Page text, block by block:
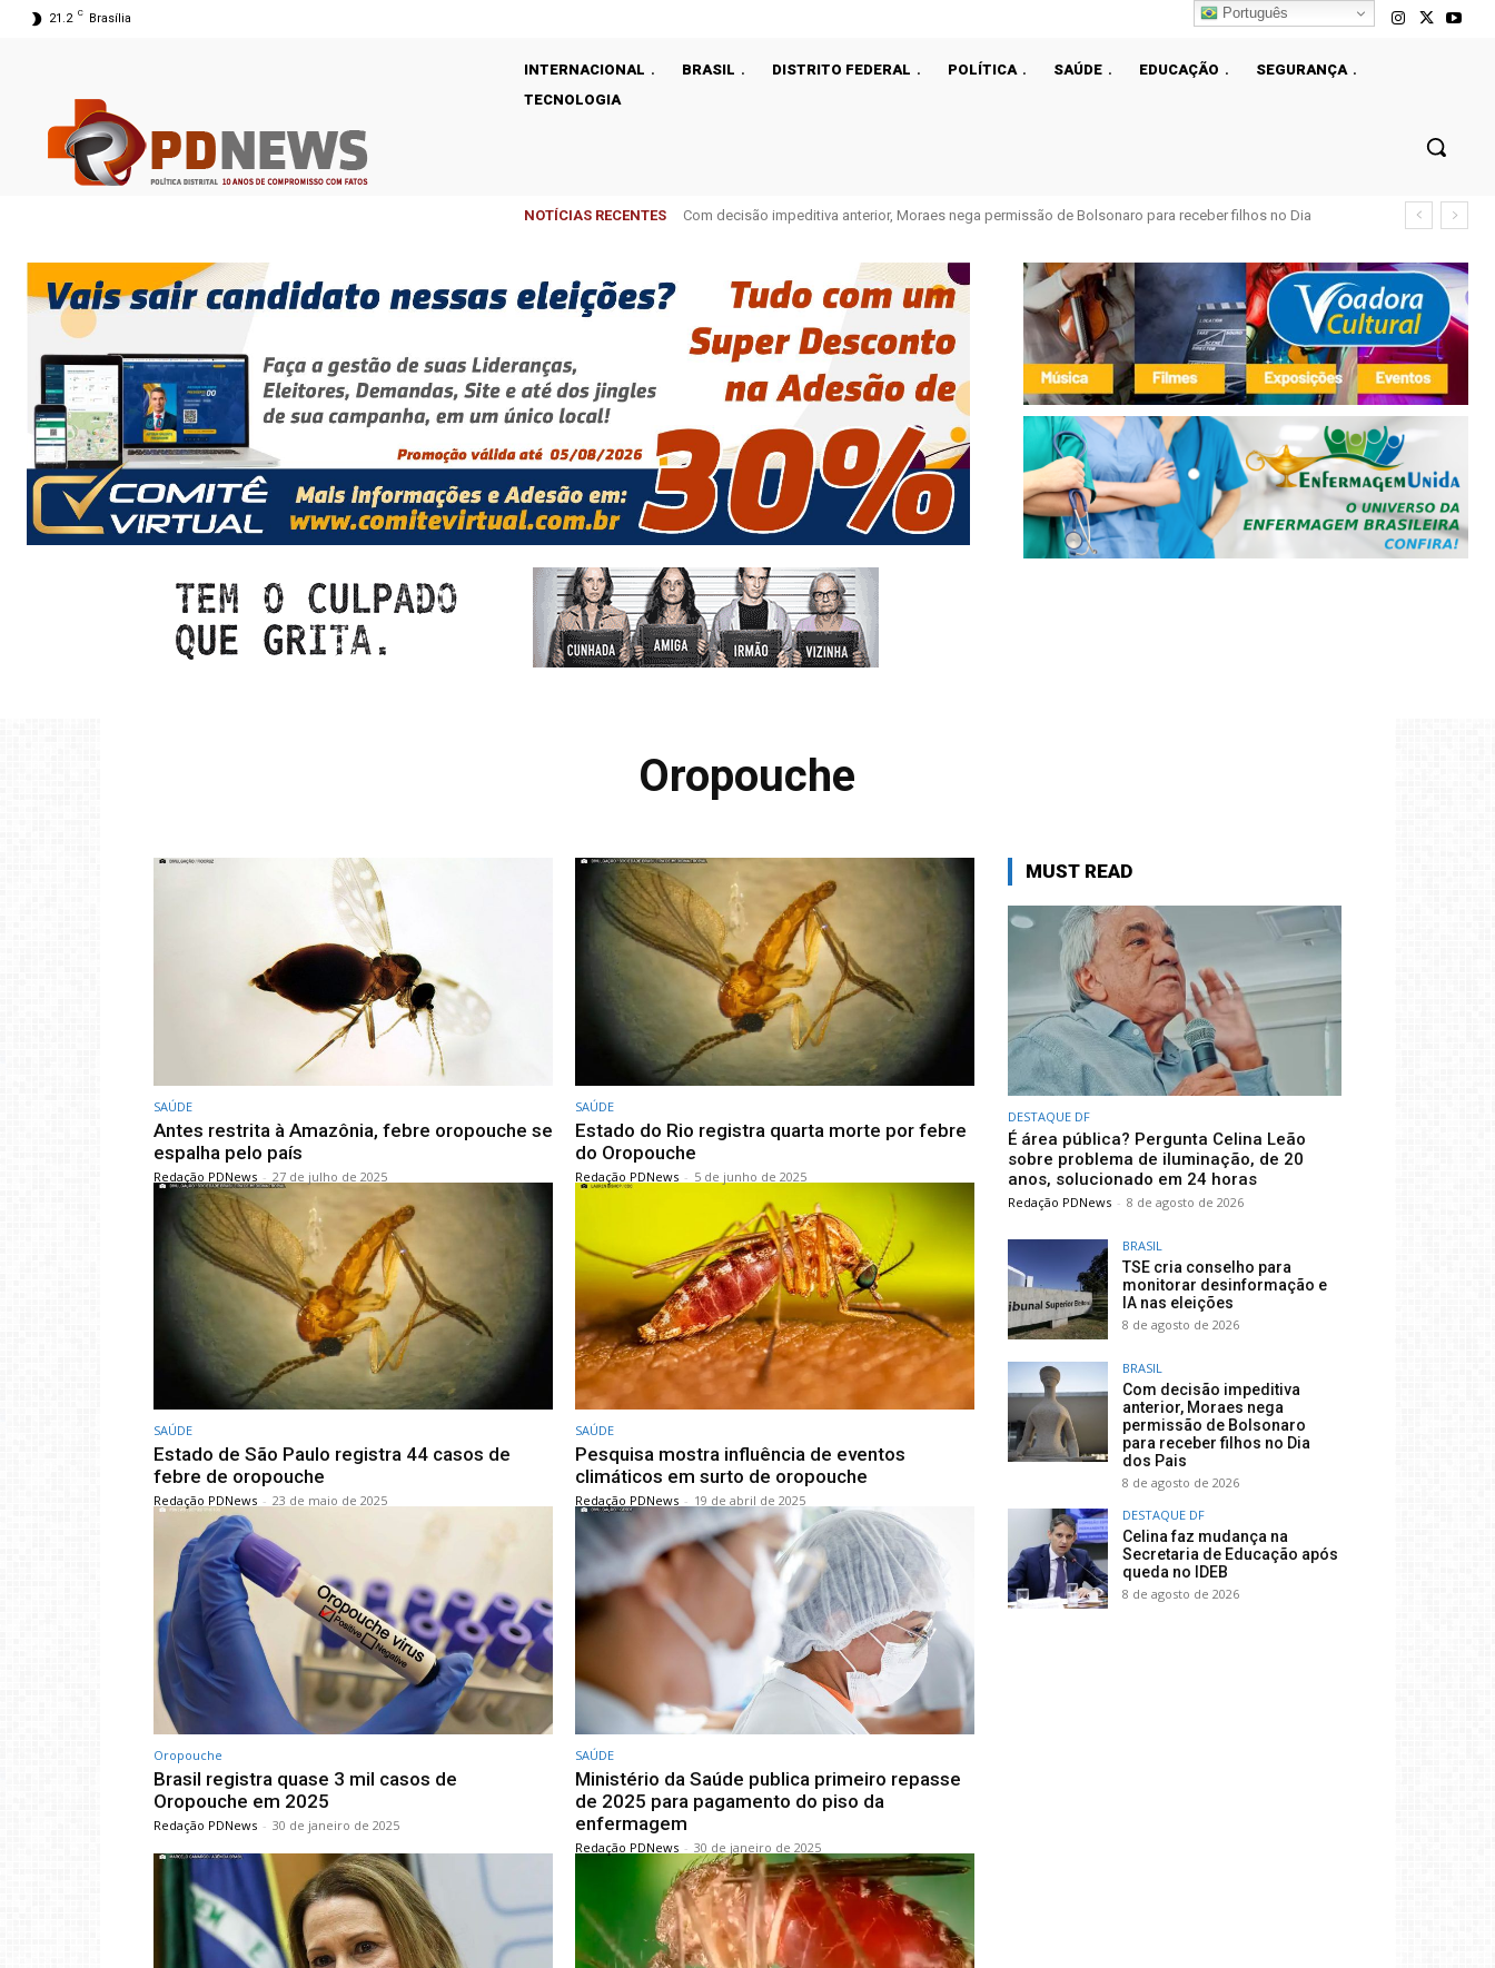
21.2 C Brasília
INTERNACIONAL BRASIL DISTRITO FEDERAL POLÍTICA SAÚDE EDUCAÇÃO
SEGURANÇA
TECNOLOGIA
NOTÍCIAS RECENTESCom decisão impeditiva anterior, Moraes nega permissão de Bolsonaro para receber filhos no Dia
Celina faz mudança na Secretaria de Educação após queda no IDEB
Oropouche
SAÚDE
Antes restrita à Amazônia, febre oropouche se
espalha pelo país
Redação PDNews - 27 de julho de 2025
SAÚDE
Estado do Rio registra quarta morte por febre
do Oropouche
Redação PDNews - 5 de junho de 2025
SAÚDE
Estado de São Paulo registra 44 casos de
febre de oropouche
Redação PDNews - 23 de maio de 2025
SAÚDE
Pesquisa mostra influência de eventos
climáticos em surto de oropouche
Redação PDNews - 19 de abril de 2025
Oropouche
Brasil registra quase 3 mil casos de
Oropouche em 2025
Redação PDNews - 30 de janeiro de 2025
SAÚDE
Ministério da Saúde publica primeiro repasse
de 2025 para pagamento do piso da
enfermagem
Redação PDNews - 30 de janeiro de 2025
MUST READ
DESTAQUE DF
É área pública? Pergunta Celina Leão
sobre problema de iluminação, de 20
anos, solucionado em 24 horas
Redação PDNews - 8 de agosto de 2026
BRASIL
TSE cria conselho para
monitorar desinformação e
IA nas eleições
8 de agosto de 2026
BRASIL
Com decisão impeditiva
anterior, Moraes nega
permissão de Bolsonaro
para receber filhos no Dia
dos Pais
8 de agosto de 2026
DESTAQUE DF
Celina faz mudança na
Secretaria de Educação após
queda no IDEB
8 de agosto de 2026
Português